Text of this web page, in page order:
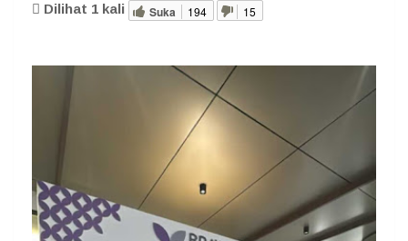
Dilihat 1 kali Suka 194 15